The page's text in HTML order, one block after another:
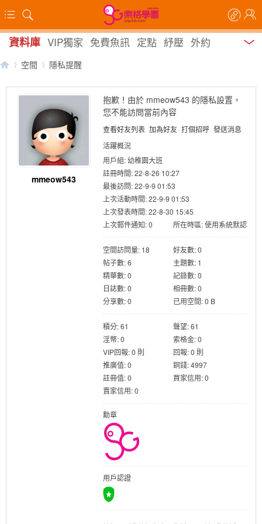
資料庫 VIP獨家 免費魚訊 定點 紓壓 外約
空間
›
隱私提醒
mmeow543
抱歉！由於 mmeow543 的隱私設置，
您不能訪問當前內容
查看好友列表 加為好友 打個招呼 發送消息
活躍概況
用戶組:幼稚園大班
註冊時間: 22-8-26 10:27
最後訪問: 22-9-9 01:53
上次活動時間: 22-9-9 01:53
上次發表時間: 22-8-30 15:45
上次郵件通知: 0
所在時區: 使用系統默認
空間訪問量: 18
好友數: 0
帖子數: 6
主題數: 1
精華數: 0
記錄數: 0
日誌數: 0
相冊數: 0
分享數: 0
已用空間: 0 B
積分: 61
聲望: 61
淫幣: 0
索格金: 0
VIP回報: 0 則
回報: 0 則
推廣值: 0
銅錢: 4997
註冊值: 0
買家信用: 0
賣家信用: 0
勳章
用戶認證